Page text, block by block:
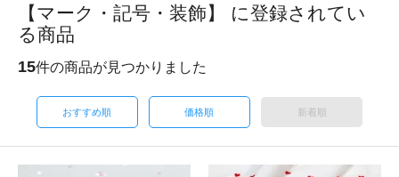
【マーク・記号・装飾】 に登録されてい
る商品
15件の商品が見つかりました
おすすめ順 価格順 新着順